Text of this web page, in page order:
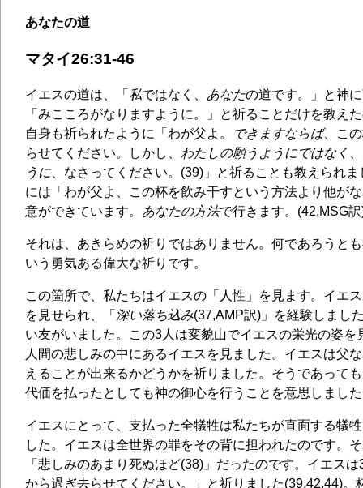
あなたの道
マタイ26:31-46
イエスの道は、「 私ではなく、 あなたの道です。」と神
「みこころがなりますように。」と祈ることだけを教え
自身も祈られたように「わが父よ。
できますならば、こ
らせてください。しかし、 わたしの願うようにではなく
うに 、なさってください。(39)」と祈ることも教えられ
には「わが父よ、この杯を飲み干すという方法より他が
意ができています。 あなたの方法で行きます。(42,MSG
それは、あきらめの祈りではありません。何であろうと
いう勇気ある偉大な祈りです。
この箇所で、私たちはイエスの「人性」を見ます。イエ
を見せられ、「 深い落ち込み(37,AMP訳)」を経験しまし
い友がいました。この3人は変貌山でイエスの栄光の姿を
人間の悲しみの中にあるイエスを見ました。イエスは父
えることが出来るかどうかを祈りました。そうであって
代価を払ったとしても神の御心を行うことを意思しまし
イエスにとって、支払った全犠牲は私たちが直面する犠
した。イエスは全世界の罪をその背に担われたのです。
「悲しみのあまり死ぬほど(38)」だったのです。イエス
から過ぎ去らせてください。」と祈りました(39,42,44)。